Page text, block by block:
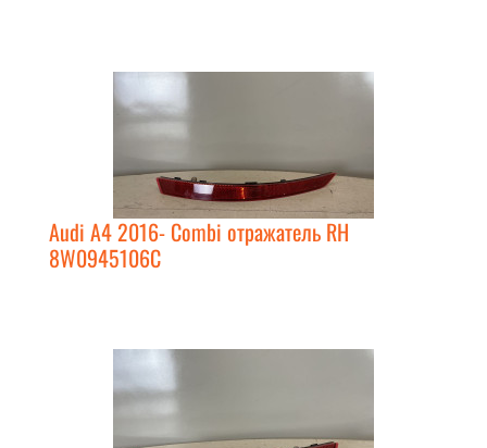
Audi A4 2016- Combi отражатель RH
8W0945106C